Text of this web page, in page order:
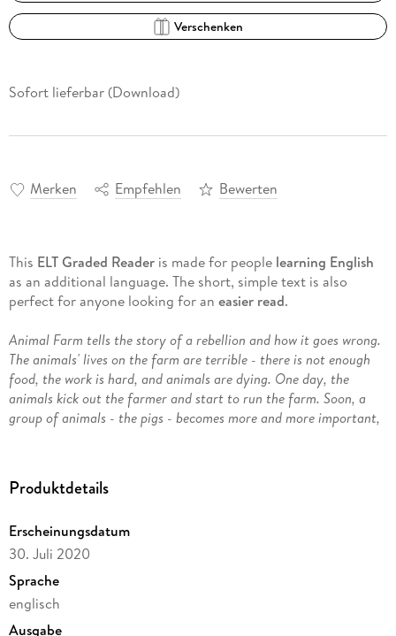
Verschenken
Sofort lieferbar (Download)
Merken Empfehlen Bewerten
This ELT Graded Readeris made for people learning English
as an additional language. The short, simple text is also
perfect for anyone looking for an easier read.
Animal Farm tells the story of a rebellion and how it goes wrong.
The animals' lives on the farm are terrible - there is not enough
food, the work is hard, and animals are dying. One day, the
animals kick out the farmer and start to run the farm. Soon, a
group of animals - the pigs - becomes more and more important,
OurPenguin Readers
Simple text(CEFR-levelled)
Picturesto help you understand the story
Funexercises
Produktdetails
Erscheinungsdatum
30. Juli 2020
Sprache
englisch
Ausgabe